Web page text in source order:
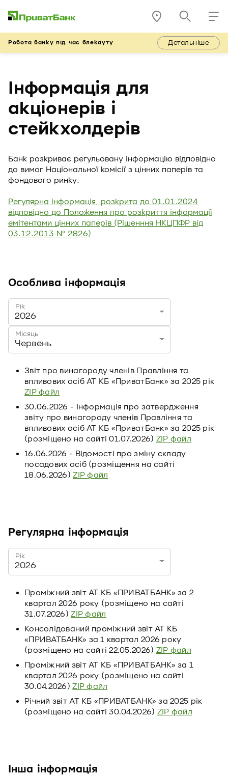
Робота банку під час блекауту Детальніше
Інформація для
акціонерів і
стейкхолдерів
Банк розкриває регульовану інформацію відповідно
до вимог Національної комісії з цінних паперів та
фондового ринку.
Регулярна інформація, розкрита до 01.01.2024
відповідно до Положення про розкриття інформації
емітентами цінних паперів (Рішенння НКЦПФР від
03.12.2013 № 2826)
Особлива інформація
Рік
2026
Місяць
Червень
Звіт про винагороду членів Правління та
впливових осіб АТ КБ «ПриватБанк» за 2025 рік
ZIP файл
30.06.2026 - Інформація про затвердження
звіту про винагороду членів Правління та
впливових осіб АТ КБ «ПриватБанк» за 2025 рік
(розміщено на сайті 01.07.2026) ZIP файл
16.06.2026 - Відомості про зміну складу
посадових осіб (розміщення на сайті
18.06.2026)ZIP файл
Регулярна інформація
Рік
2026
Проміжний звіт АТ КБ «ПРИВАТБАНК» за 2
квартал 2026 року (розміщено на сайті
31.07.2026)ZIP файл
Консолідований проміжний звіт АТ КБ
«ПРИВАТБАНК» за 1 квартал 2026 року
(розміщено на сайті 22.05.2026) ZIP файл
Проміжний звіт АТ КБ «ПРИВАТБАНК» за 1
квартал 2026 року (розміщено на сайті
30.04.2026)ZIP файл
Річний звіт АТ КБ «ПРИВАТБАНК» за 2025 рік
(розміщено на сайті 30.04.2026) ZIP файл
Інша інформація